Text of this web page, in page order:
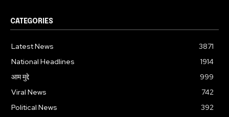
CATEGORIES
Latest News
3871
National Headlines
1914
आम मुद्दे
999
Viral News
742
Political News
392